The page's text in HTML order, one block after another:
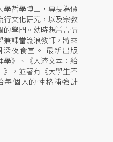
學哲學博士，專長為價
行文化研究，以及宗教
的學門。幼時想當言情
兼課當流浪教師，將來
夜食堂。 最新出版
學》、《人渣文本：給
》，並著有《大學生不
每個人的性格補強計